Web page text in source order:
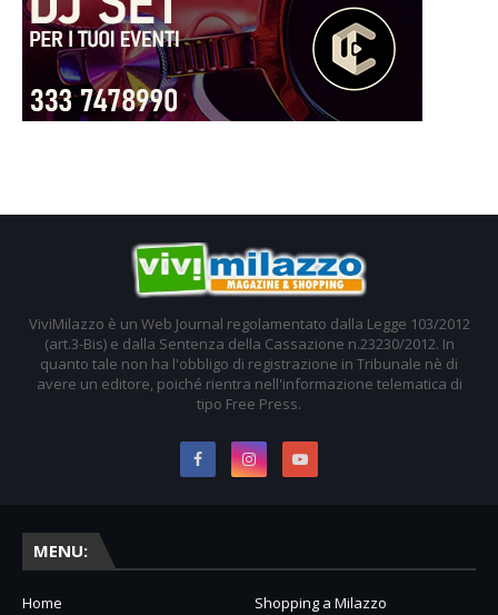
ViviMilazzo è un Web Journal regolamentato dalla Legge 103/2012
(art.3-Bis) e dalla Sentenza della Cassazione n.23230/2012. In
quanto tale non ha l'obbligo di registrazione in Tribunale nè di
avere un editore, poiché rientra nell'informazione telematica di
tipo Free Press.
MENU:
Home
Shopping a Milazzo